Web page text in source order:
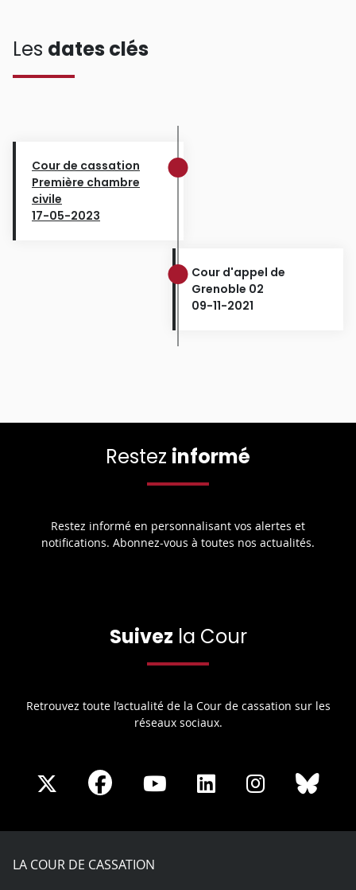
Les dates clés
Cour de cassation
Première chambre
civile
17-05-2023
Cour d'appel de
Grenoble 02
09-11-2021
Restez informé
Restez informé en personnalisant vos alertes et
notifications. Abonnez-vous à toutes nos actualités.
Suivez la Cour
Retrouvez toute l’actualité de la Cour de cassation sur les
réseaux sociaux.
Share
X
Share
Facebook
Share
Youtube
Share
LinkedIn
Share
Instagram
LA COUR DE CASSATION